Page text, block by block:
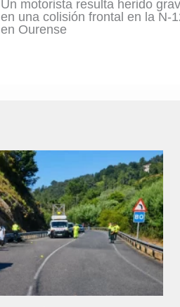
Un motorista resulta herido
en una colisión frontal en la N-
en Ourense